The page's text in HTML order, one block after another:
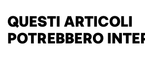
QUESTI ARTICOLI
POTREBBERO